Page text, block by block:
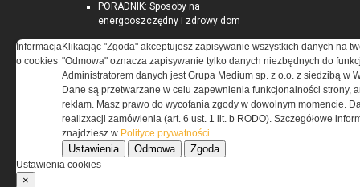
PORADNIK: Sposoby na
energooszczędny i zdrowy dom
IZOLACJE.COM.PL
Kompozyt wapienno-konopny
jako materiał termoizolacyjny
ścian zewnętrznych
Materiały termoizolacyjne
przeznaczone do wysokich
Informacja
o cookies
Klikacjąc "Zgoda" akceptujesz zapisywanie wszystkich danych na
"Odmowa" oznacza zapisywanie tylko danych niezbędnych do
Administratorem danych jest Grupa Medium sp. z o.o. z siedzibą w
Dane są przetwarzane w celu zapewnienia funkcjonalności strony,
reklam. Masz prawo do wycofania zgody w dowolnym momencie.
realizxacji zamówienia (art. 6 ust. 1 lit. b RODO). Szczegółowe
znajdziesz w Polityce prywatności
Ustawienia Odmowa Zgoda
Ustawienia cookies
×